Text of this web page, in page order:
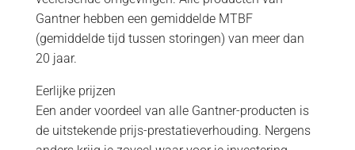
Gantner hebben een gemiddelde MTBF
(gemiddelde tijd tussen storingen) van meer dan
20 jaar.
Eerlijke prijzen
Een ander voordeel van alle Gantner-producten is
de uitstekende prijs-prestatieverhouding. Nergens